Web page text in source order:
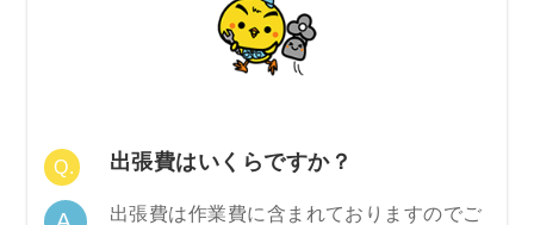
出張費はいくらですか？
出張費は作業費に含まれておりますのでご